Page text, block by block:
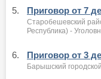
5. Приговор от 7
Старобешевский
Республика) -
6. Приговор от 3
Барышский